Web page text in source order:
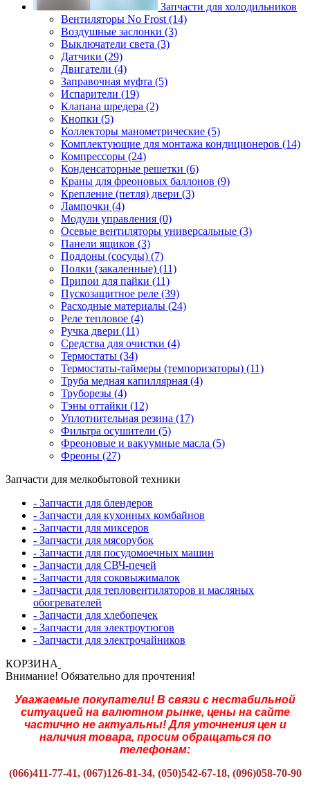
Запчасти для холодильников
Вентиляторы No Frost (14)
Воздушные заслонки (3)
Выключатели света (3)
Датчики (29)
Двигатели (4)
Заправочная муфта (5)
Испарители (19)
Клапана шредера (2)
Кнопки (5)
Коллекторы манометрические (5)
Комплектующие для монтажа кондиционеров (14)
Компрессоры (24)
Конденсаторные решетки (6)
Краны для фреоновых баллонов (9)
Крепление (петля) двери (3)
Лампочки (4)
Модули управления (0)
Осевые вентиляторы универсальные (3)
Панели ящиков (3)
Поддоны (сосуды) (7)
Полки (закаленные) (11)
Припои для пайки (11)
Пускозащитное реле (39)
Расходные материалы (24)
Реле тепловое (4)
Ручка двери (11)
Средства для очистки (4)
Термостаты (34)
Термостаты-таймеры (темпоризаторы) (11)
Труба медная капиллярная (4)
Труборезы (4)
Тэны оттайки (12)
Уплотнительная резина (17)
Фильтра осушители (5)
Фреоновые и вакуумные масла (5)
Фреоны (27)
Запчасти для мелкобытовой техники
- Запчасти для блендеров
- Запчасти для кухонных комбайнов
- Запчасти для миксеров
- Запчасти для мясорубок
- Запчасти для посудомоечных машин
- Запчасти для СВЧ-печей
- Запчасти для соковыжималок
- Запчасти для тепловентиляторов и масляных
обогревателей
- Запчасти для хлебопечек
- Запчасти для электроутюгов
- Запчасти для электрочайников
КОРЗИНА
Внимание! Обязательно для прочтения!
Уважаемые покупатели! В связи с нестабильной
ситуацией на валютном рынке, цены на сайте
частично не актуальны! Для уточнения цен и
наличия товара, просим обращаться по
телефонам:
(066)411-77-41, (067)126-81-34, (050)542-67-18, (096)058-70-90